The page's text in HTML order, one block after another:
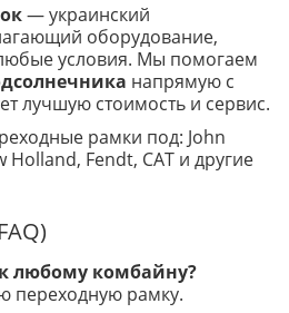
— украинский
оборудование,
условия. Мы помогаем
напрямую с
лучшую стоимость и сервис.
рамки под: John
Holland, Fendt, CAT и другие
любому комбайну?
переходную рамку.